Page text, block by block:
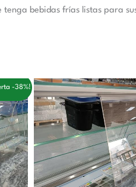
bebidas frías listas para
-38%!
El
precio
original
224,00 €.
El
precio
actual
es: